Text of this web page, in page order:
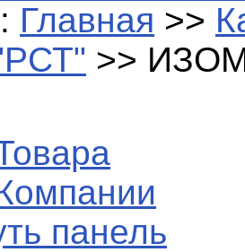
Главная >>
>>
панель